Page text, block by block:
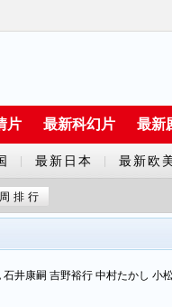
片 最新科幻片 最新
最新日本 最新欧
周排行
井康嗣 吉野裕行 中村たかし 小松